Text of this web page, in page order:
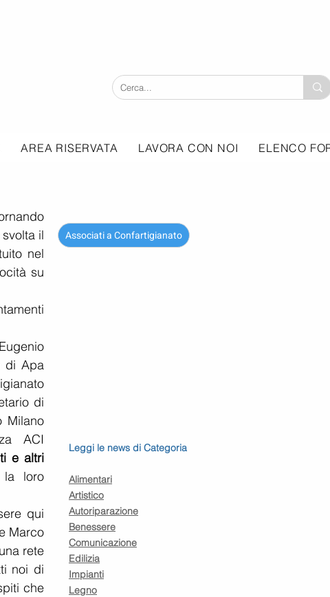
AREA RISERVATA LAVORA CON NOI ELENCO
il
nel
su
di Apa
di
Milano
ACI
e altri
loro
qui
Marco
rete
noi di
che
Leggi le news di Categoria
Alimentari
Artistico
Autoriparazione
Benessere
Comunicazione
Edilizia
Impianti
Legno
Associati a Confartigianato